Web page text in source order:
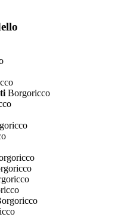
Borgoricco